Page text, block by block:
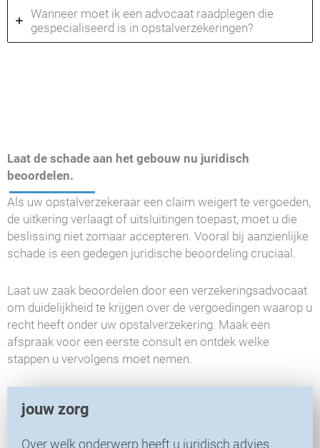
Wanneer moet ik een advocaat raadplegen die
gespecialiseerd is in opstalverzekeringen?
Laat de schade aan het gebouw nu juridisch
beoordelen.
Als uw opstalverzekeraar een claim weigert te vergoeden,
de uitkering verlaagt of uitsluitingen toepast, moet u die
beslissing niet zomaar accepteren. Vooral bij aanzienlijke
schade is een gedegen juridische beoordeling cruciaal.
Laat uw zaak beoordelen door een verzekeringsadvocaat
om duidelijkheid te krijgen over de vergoedingen waarop u
recht heeft onder uw opstalverzekering. Maak een
afspraak voor een eerste consult en ontdek welke
stappen u vervolgens moet nemen.
E
jouw zorg
Over welk onderwerp heeft u juridisch advies